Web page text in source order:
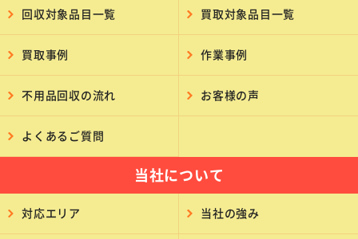
回収対象品目一覧 買取対象品目一覧
買取事例 作業事例
不用品回収の流れ お客様の声
よくあるご質問
当社について
対応エリア 当社の強み